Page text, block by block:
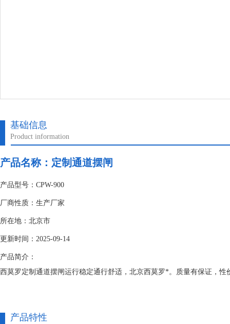
基础信息
Product information
产品名称： 定制通道摆闸
产品型号：CPW-900
厂商性质：生产厂家
所在地：北京市
更新时间：2025-09-14
产品简介：
西莫罗定制通道摆闸运行稳定通行舒适，北京西莫罗*。质量有保证，
产品特性